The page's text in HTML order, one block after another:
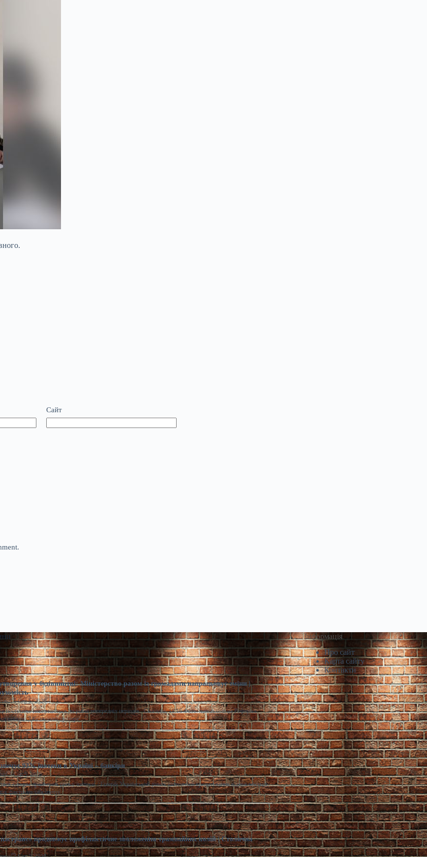
Сайт
у будівництві: Міністерство разом із громадами напрацьовує зміни |
Сер 5, 2026
поступово повертаються до рівня попередніх періодів. Сьогодні, 18:16 Фото: minfin.com.ua Реформа
Забезпечити прозоре
93% іпотеки в Україні – банкіри
Сер 5, 2026
єдиним драйвером ринку іпотеки. / Freepik Український ринок іпотечного кредитування відновлюється,
фактично забезпечує
продовжує профілактичне зволоження трамвайних колій | Столична
Інформація
Про сайт
Карта сайту
Контакти